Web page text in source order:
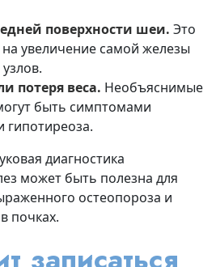
поверхности шеи. Это
увеличение самой железы
потеря веса. Необъяснимые
быть симптомами
гипотиреоза.
диагностика
может быть полезна для
остеопороза и
почках.